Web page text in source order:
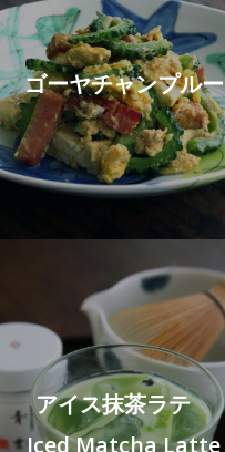
ゴーヤチャンプルー
アイス抹茶ラテ
Iced Matcha Latte